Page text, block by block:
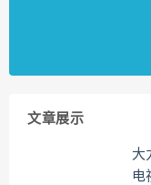
文章展示
大
电